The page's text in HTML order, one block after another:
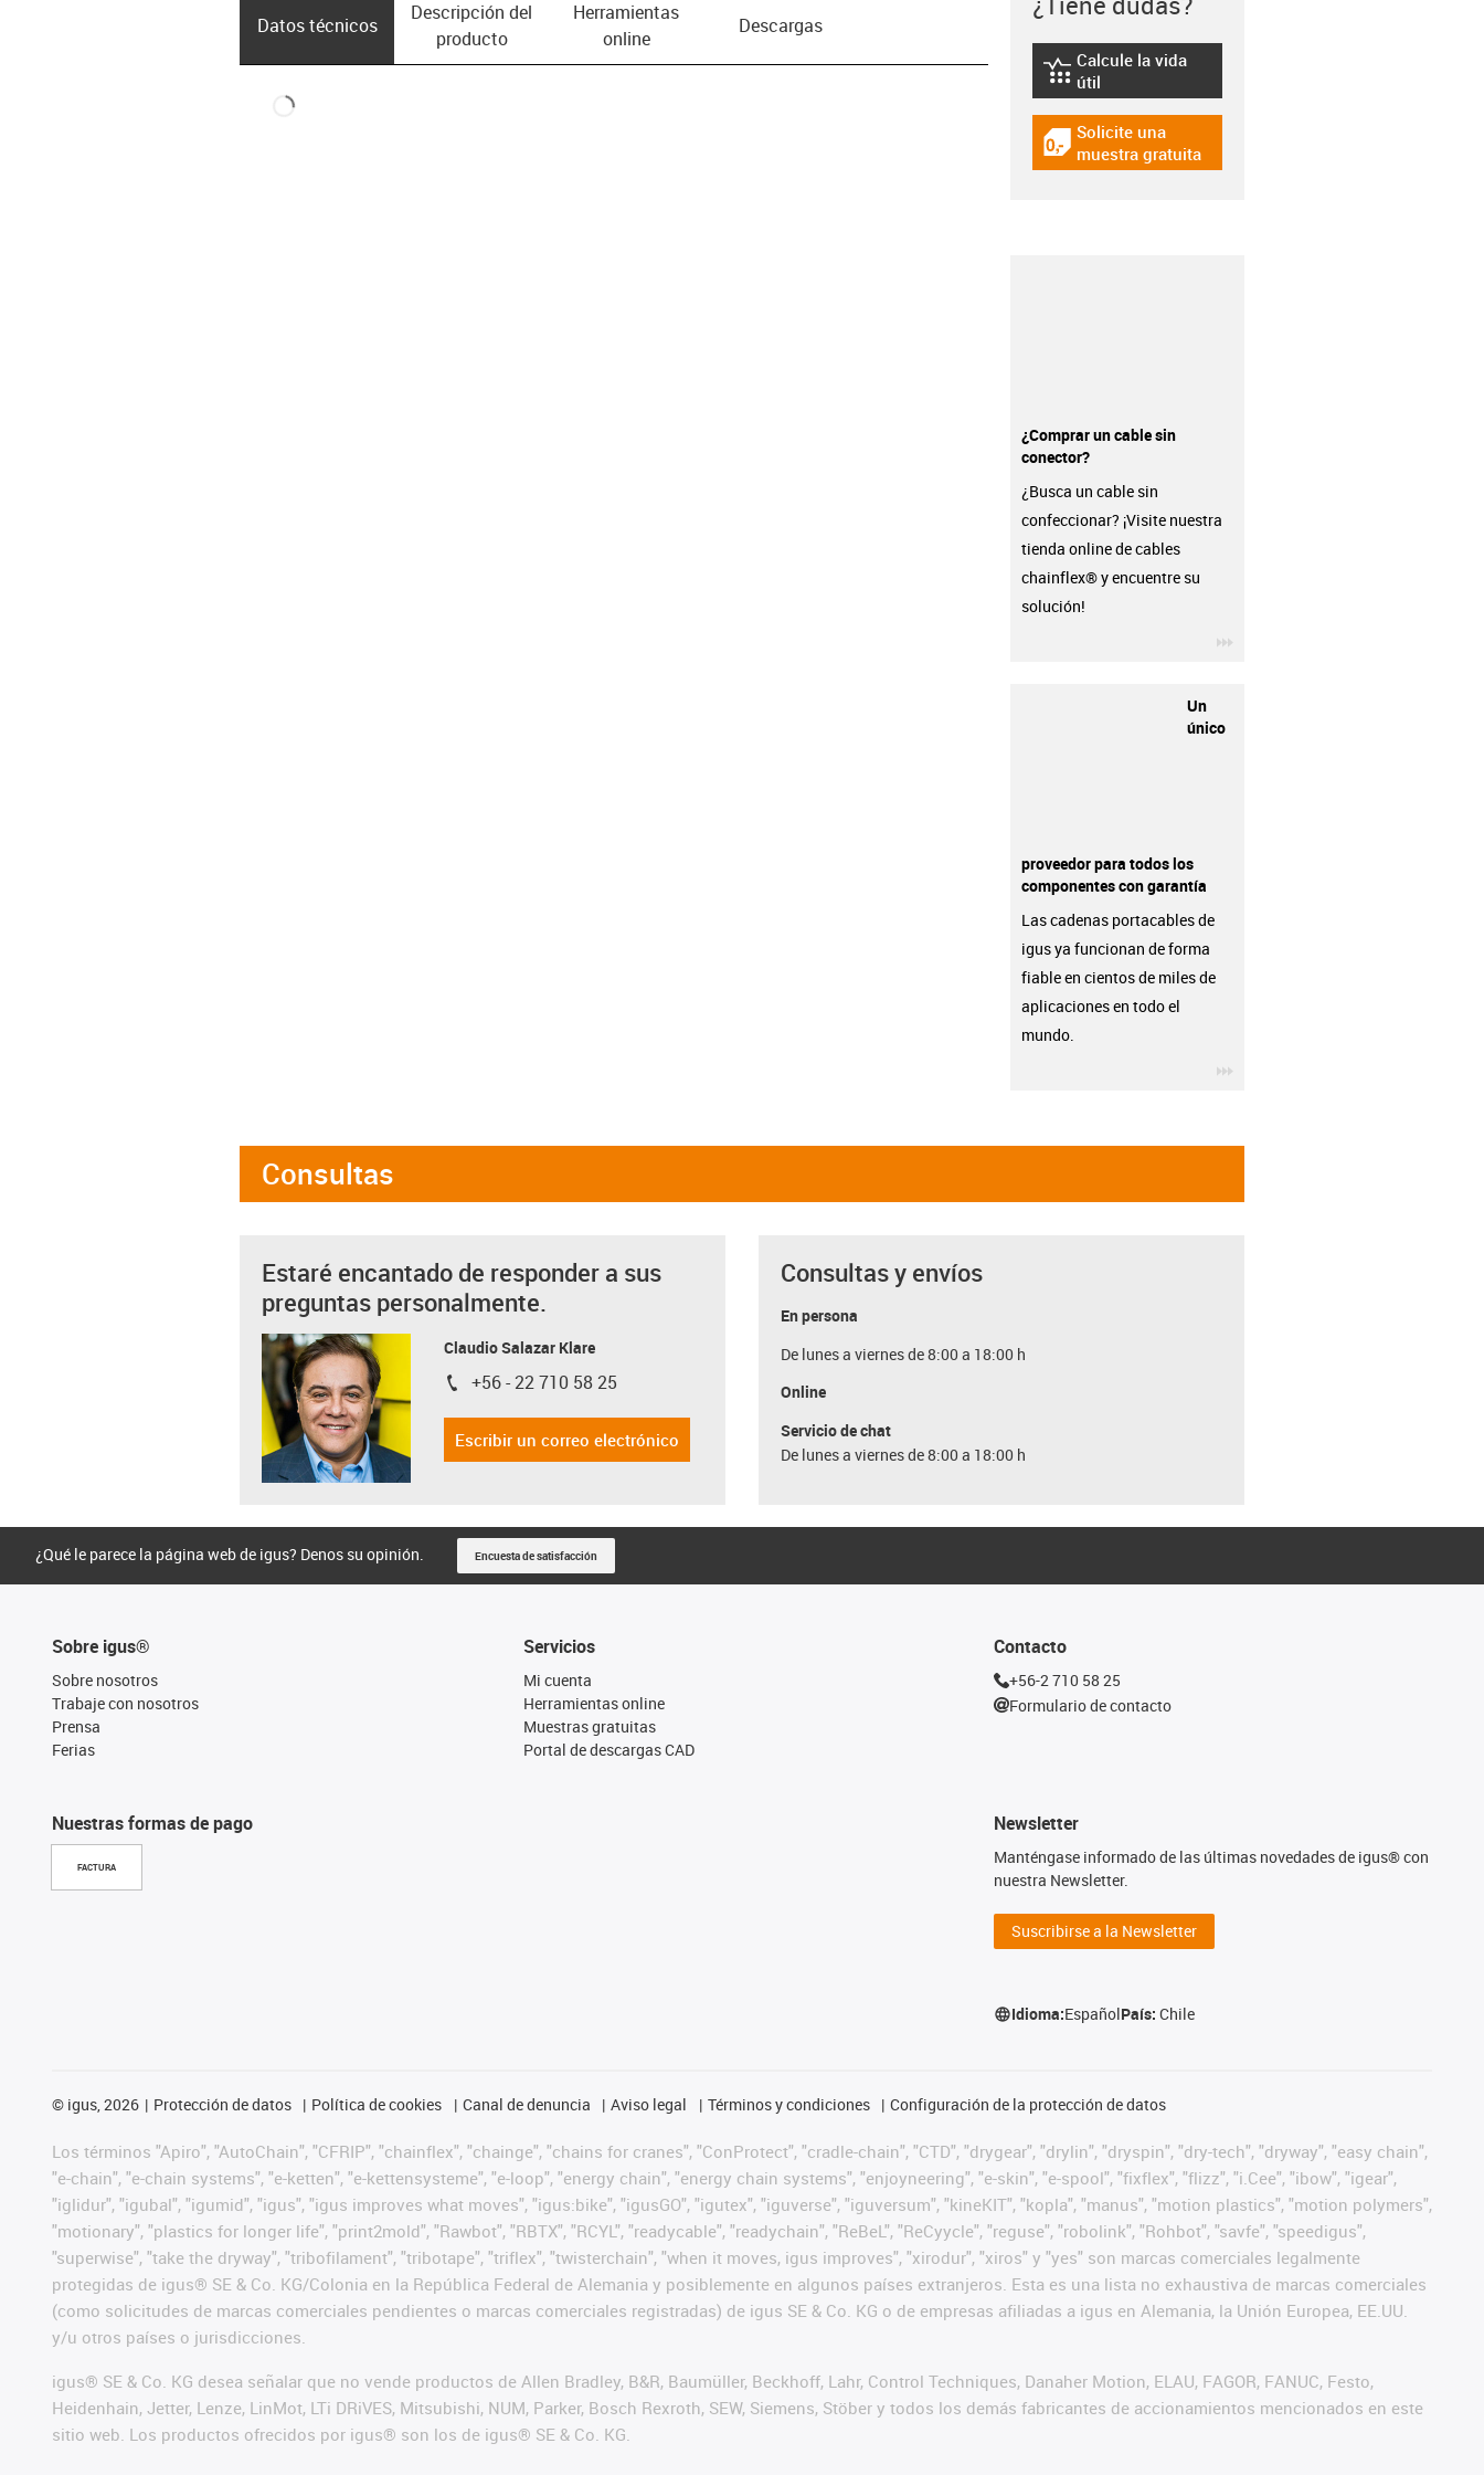
Datos técnicos
Descripción del
producto
Herramientas
online
Descargas
igus-icon-lebensdauerrechner
Calcule la vida
útil
igus-icon-gratismuster
Solicite una
muestra gratuita
¿Comprar un cable sin
conector?
¿Busca un cable sin
confeccionar? ¡Visite nuestra
tienda online de cables
chainflex® y encuentre su
solución!
Un
único
proveedor para todos los
componentes con garantía
Las cadenas portacables de
igus ya funcionan de forma
fiable en cientos de miles de
aplicaciones en todo el
mundo.
Consultas
Estaré encantado de responder a sus
preguntas personalmente.
Claudio Salazar Klare
igus-icon-phone
+56 - 22 710 58 25
Escribir un correo electrónico
Consultas y envíos
En persona
De lunes a viernes de 8:00 a 18:00 h
Online
Servicio de chat
De lunes a viernes de 8:00 a 18:00 h
¿Qué le parece la página web de igus? Denos su opinión. Encuesta de satisfacción
Sobre igus®
Sobre nosotros
Trabaje con nosotros
Prensa
Ferias
Nuestras formas de pago
FACTURA
Servicios
Mi cuenta
Herramientas online
Muestras gratuitas
Portal de descargas CAD
Contacto
+56-2 710 58 25
Formulario de contacto
Newsletter
Manténgase informado de las últimas novedades de igus® con
nuestra Newsletter.
Suscribirse a la Newsletter
Idioma:EspañolPaís:Chile
© igus, 2026 Protección de datos Política de cookies Canal de denuncia Aviso legal Términos y condiciones Configuración de la protección de datos
Los términos "Apiro", "AutoChain", "CFRIP", "chainflex", "chainge", "chains for cranes", "ConProtect", "cradle-chain", "CTD", "drygear", "drylin", "dryspin", "dry-tech", "dryway", "easy chain",
"e-chain", "e-chain systems", "e-ketten", "e-kettensysteme", "e-loop", "energy chain", "energy chain systems", "enjoyneering", "e-skin", "e-spool", "fixflex", "flizz", "i.Cee", "ibow", "igear",
"iglidur", "igubal", "igumid", "igus", "igus improves what moves", "igus:bike", "igusGO", "igutex", "iguverse", "iguversum", "kineKIT", "kopla", "manus", "motion plastics", "motion polymers",
"motionary", "plastics for longer life", "print2mold", "Rawbot", "RBTX", "RCYL", "readycable", "readychain", "ReBeL", "ReCyycle", "reguse", "robolink", "Rohbot", "savfe", "speedigus",
"superwise", "take the dryway", "tribofilament", "tribotape", "triflex", "twisterchain", "when it moves, igus improves", "xirodur", "xiros" y "yes" son marcas comerciales legalmente
protegidas de igus® SE & Co. KG/Colonia en la República Federal de Alemania y posiblemente en algunos países extranjeros. Esta es una lista no exhaustiva de marcas comerciales
(como solicitudes de marcas comerciales pendientes o marcas comerciales registradas) de igus SE & Co. KG o de empresas afiliadas a igus en Alemania, la Unión Europea, EE.UU.
y/u otros países o jurisdicciones.
igus® SE & Co. KG desea señalar que no vende productos de Allen Bradley, B&R, Baumüller, Beckhoff, Lahr, Control Techniques, Danaher Motion, ELAU, FAGOR, FANUC, Festo,
Heidenhain, Jetter, Lenze, LinMot, LTi DRiVES, Mitsubishi, NUM, Parker, Bosch Rexroth, SEW, Siemens, Stöber y todos los demás fabricantes de accionamientos mencionados en este
sitio web. Los productos ofrecidos por igus® son los de igus® SE & Co. KG.